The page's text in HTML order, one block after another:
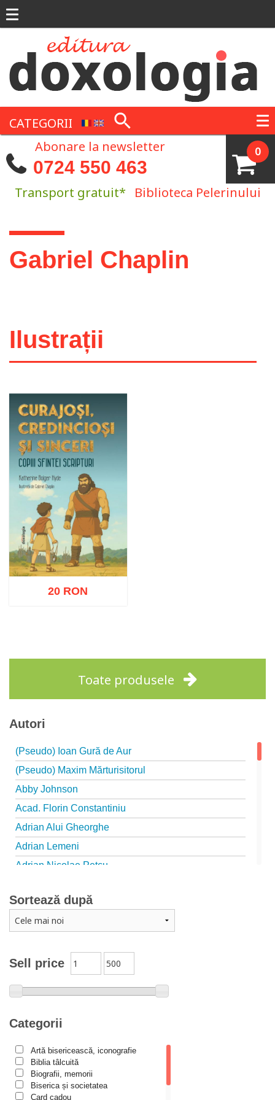
CATEGORII
0
Abonare la newsletter
0724 550 463
Transport gratuit* Biblioteca Pelerinului
Eşti aici
Gabriel Chaplin
Ilustrații
20 RON
Toate produsele
Autori
(Pseudo) Ioan Gură de Aur
(Pseudo) Maxim Mărturisitorul
Abby Johnson
Acad. Florin Constantiniu
Adrian Alui Gheorghe
Adrian Lemeni
Adrian Nicolae Petcu
Adriana Petrescu
Alexandra Rotariu
Alexandru Creţu
Alexandru Huțanu
Alexandru Lascarov-Moldovanu
Alexandru Rădescu
Alexandru Tkacenko
Alexis Torrance
Sell price
Categorii
Artă bisericească, iconografie
Biblia tâlcuită
Biografii, memorii
Biserica și societatea
Card cadou
Sortează după